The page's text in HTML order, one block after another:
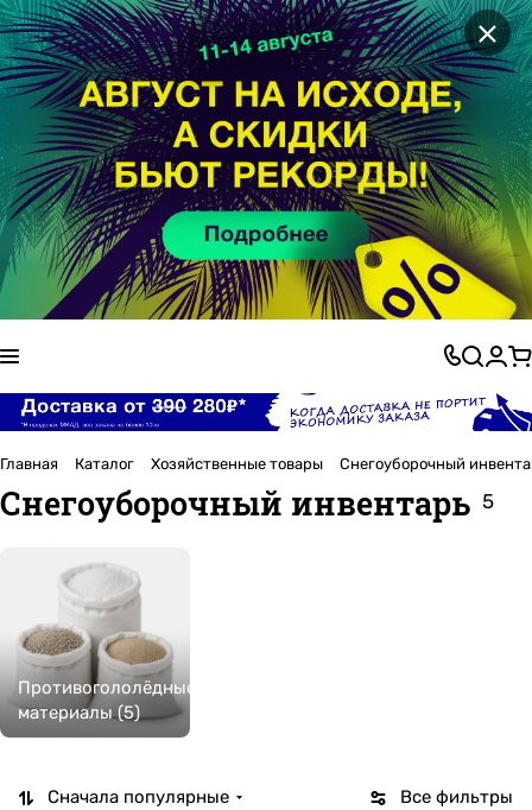
×
Главная Каталог Хозяйственные товары Снегоуборочный
Снегоуборочный инвентарь 5
Противогололёдные
материалы (5)
Все фильтры
Сначала популярные